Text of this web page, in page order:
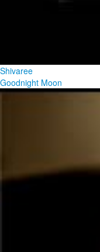
Shivaree
Goodnight Moon